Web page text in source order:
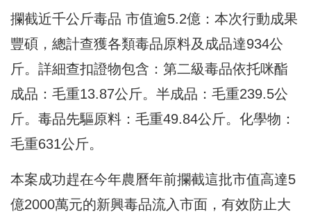
攔截近千公斤毒品 市值逾5.2億：本次行動成果
豐碩，總計查獲各類毒品原料及成品達934公
斤。詳細查扣證物包含：第二級毒品依托咪酯
成品：毛重13.87公斤。半成品：毛重239.5公
斤。毒品先驅原料：毛重49.84公斤。化學物：
毛重631公斤。
本案成功趕在今年農曆年前攔截這批市值高達5
億2000萬元的新興毒品流入市面，有效防止大